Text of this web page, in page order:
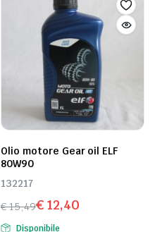
Olio motore Gear oil ELF
80W90
132217
€15,49
Il
€12,40
Il
Disponibile